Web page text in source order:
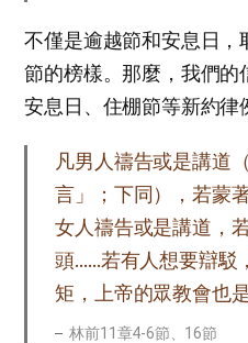
不僅是逾越節和安息日，
節的榜樣。那麼，我們的
安息日、住棚節等新約律
凡男人禱告或是講道
言」；下同），若蒙
女人禱告或是講道，
頭……若有人想要辯駁
矩，上帝的眾教會也是
林前11章4-6節、16節